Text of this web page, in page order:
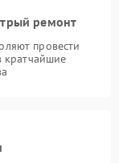
ремонт
провести
кратчайшие